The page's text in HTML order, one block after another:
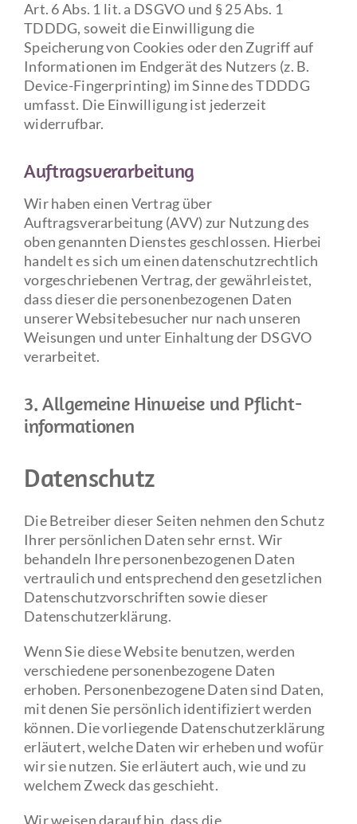
Art. 6 Abs. 1 lit. a DSGVO und § 25 Abs. 1
TDDDG, soweit die Einwilligung die
Speicherung von Cookies oder den Zugriff auf
Informationen im Endgerät des Nutzers (z. B.
Device-Fingerprinting) im Sinne des TDDDG
umfasst. Die Einwilligung ist jederzeit
widerrufbar.
Auftragsverarbeitung
Wir haben einen Vertrag über
Auftragsverarbeitung (AVV) zur Nutzung des
oben genannten Dienstes geschlossen. Hierbei
handelt es sich um einen datenschutzrechtlich
vorgeschriebenen Vertrag, der gewährleistet,
dass dieser die personenbezogenen Daten
unserer Websitebesucher nur nach unseren
Weisungen und unter Einhaltung der DSGVO
verarbeitet.
3. Allgemeine Hinweise und Pflicht­
informationen
Datenschutz
Die Betreiber dieser Seiten nehmen den Schutz
Ihrer persönlichen Daten sehr ernst. Wir
behandeln Ihre personenbezogenen Daten
vertraulich und entsprechend den gesetzlichen
Datenschutzvorschriften sowie dieser
Datenschutzerklärung.
Wenn Sie diese Website benutzen, werden
verschiedene personenbezogene Daten
erhoben. Personenbezogene Daten sind Daten,
mit denen Sie persönlich identifiziert werden
können. Die vorliegende Datenschutzerklärung
erläutert, welche Daten wir erheben und wofür
wir sie nutzen. Sie erläutert auch, wie und zu
welchem Zweck das geschieht.